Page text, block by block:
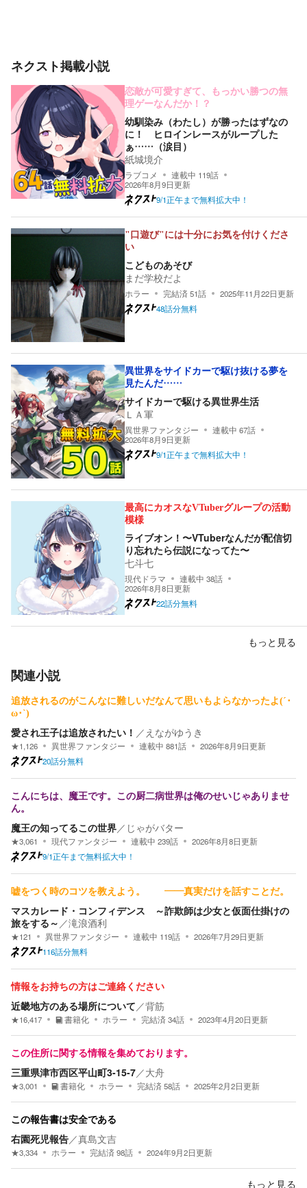
ネクスト掲載小説
恋敵が可愛すぎて、もっかい勝つの無
理ゲーなんだか！？
幼馴染み（わたし）が勝ったはずなの
に！ ヒロインレースがループした
ぁ……（涙目）
紙城境介
ラブコメ 連載中 119話
2026年8月9日更新
9/1正午まで無料拡大中！
"口遊び"には十分にお気を付けくださ
い
こどものあそび
まだ学校だよ
ホラー 完結済51話 2025年11月22日更新
48話分無料
異世界をサイドカーで駆け抜ける夢を
見たんだ……
サイドカーで駆ける異世界生活
ＬＡ軍
異世界ファンタジー 連載中 67話
2026年8月9日更新
9/1正午まで無料拡大中！
最高にカオスなVTuberグループの活動
模様
ライブオン！〜VTuberなんだが配信切
り忘れたら伝説になってた〜
七斗七
現代ドラマ 連載中 38話
2026年8月8日更新
22話分無料
もっと見る
関連小説
追放されるのがこんなに難しいだなんて思いもよらなかったよ(´･
ω･`)
愛され王子は追放されたい！ ／ えながゆうき
★1,126 異世界ファンタジー 連載中 881話 2026年8月9日更新
20話分無料
こんにちは、魔王です。この厨二病世界は俺のせいじゃありませ
ん。
魔王の知ってるこの世界／ じゃがバター
★3,061 現代ファンタジー 連載中 239話 2026年8月8日更新
9/1正午まで無料拡大中！
嘘をつく時のコツを教えよう。 ――真実だけを話すことだ。
マスカレード・コンフィデンス ～詐欺師は少女と仮面仕掛けの
旅をする～ ／滝浪酒利
★121 異世界ファンタジー 連載中 119話 2026年7月29日更新
116話分無料
情報をお持ちの方はご連絡ください
近畿地方のある場所について／背筋
★16,417 書籍化 ホラー 完結済 34話 2023年4月20日更新
この住所に関する情報を集めております。
三重県津市西区平山町3-15-7／大舟
★3,001 書籍化 ホラー 完結済 58話 2025年2月2日更新
この報告書は安全である
右園死児報告／真島文吉
★3,334 ホラー 完結済98話 2024年9月2日更新
もっと見る